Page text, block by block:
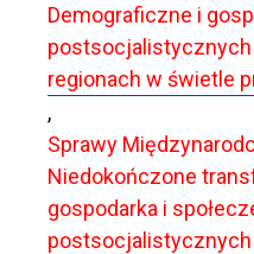
Demograficzne i
regionach w świetle
,
Sprawy
Niedokończone
gospodarka i
postsocjalistycznych